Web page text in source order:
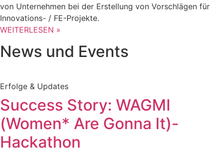
von Unternehmen bei der Erstellung von Vorschlägen für
Innovations- / FE-Projekte.
WEITERLESEN »
News und Events
Erfolge & Updates
Success Story: WAGMI
(Women* Are Gonna It)-
Hackathon